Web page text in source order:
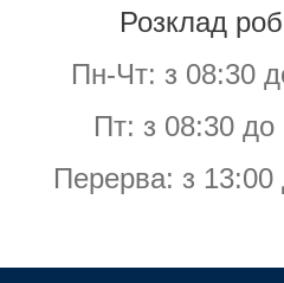
Розклад
Пн-Чт: з 08:30
Пт: з 08:30 до
Перерва: з 13:00